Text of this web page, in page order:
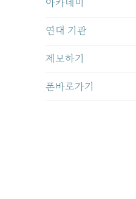
아카데미
연대 기관
제보하기
폰바로가기